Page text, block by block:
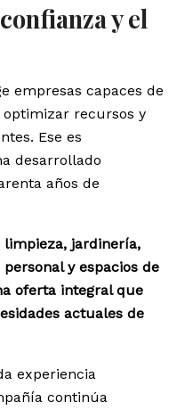
y el
empresas capaces de
recursos y
Ese es
desarrollado
años de
jardinería,
y espacios de
oferta integral que
actuales de
experiencia
continúa